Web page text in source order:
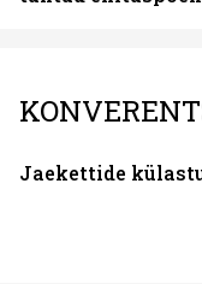
Jaekettide